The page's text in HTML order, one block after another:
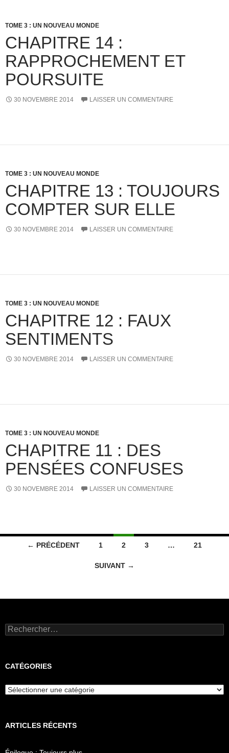
TOME 3 : UN NOUVEAU MONDE
CHAPITRE 14 :
RAPPROCHEMENT ET
POURSUITE
30 NOVEMBRE 2014 LAISSER UN COMMENTAIRE
TOME 3 : UN NOUVEAU MONDE
CHAPITRE 13 : TOUJOURS
COMPTER SUR ELLE
30 NOVEMBRE 2014 LAISSER UN COMMENTAIRE
TOME 3 : UN NOUVEAU MONDE
CHAPITRE 12 : FAUX
SENTIMENTS
30 NOVEMBRE 2014 LAISSER UN COMMENTAIRE
TOME 3 : UN NOUVEAU MONDE
CHAPITRE 11 : DES
PENSÉES CONFUSES
30 NOVEMBRE 2014 LAISSER UN COMMENTAIRE
Navigation
← PRÉCÉDENT 1 2 3 … 21
SUIVANT →
Rechercher :
CATÉGORIES
Catégories
ARTICLES RÉCENTS